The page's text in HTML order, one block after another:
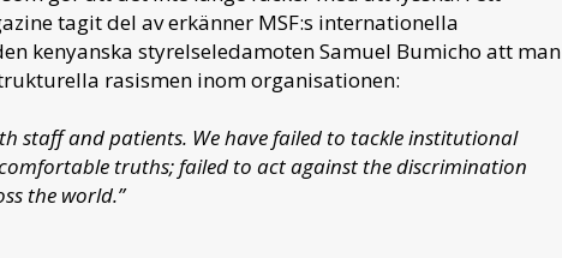
tagit del av erkänner MSF:s internationella
kenyanska styrelseledamoten Samuel Bumicho att man
rasismen inom organisationen:
staff and patients. We have failed to tackle institutional
truths; failed to act against the discrimination
the world.”